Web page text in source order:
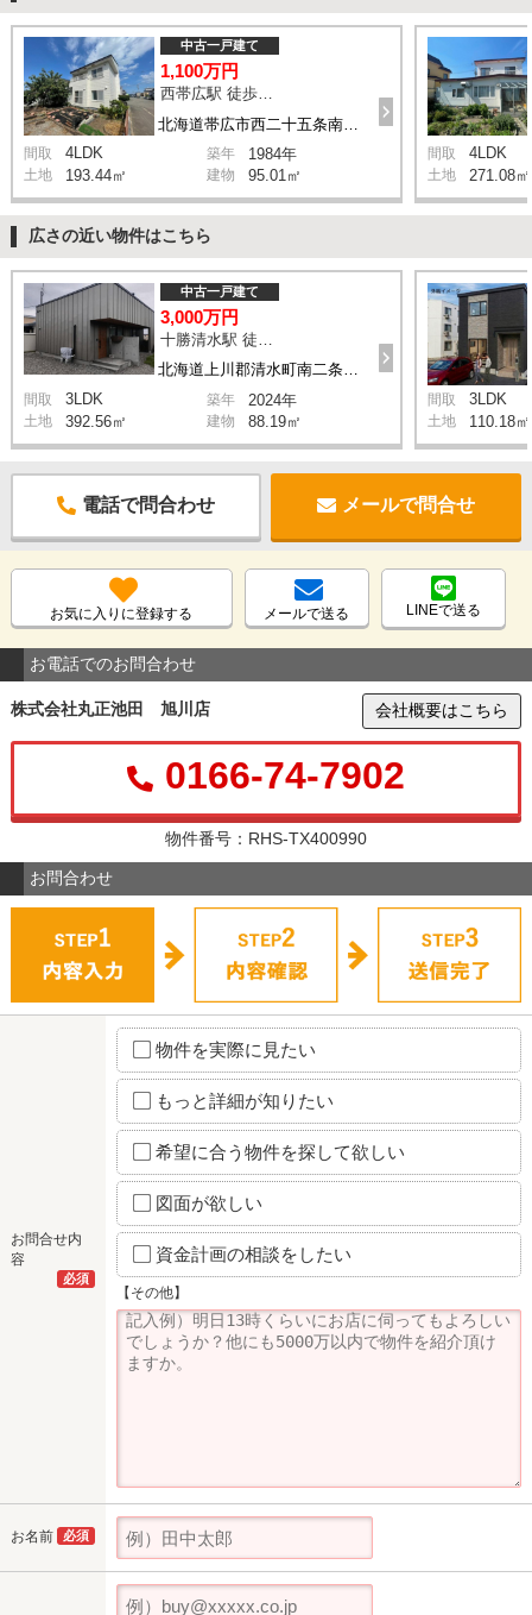
中古一戸建て
1,100万円
西帯広駅 徒歩18分
間取 4LDK 築年 1984年
土地 193.44㎡ 建物 95.01㎡
間取 4LDK
土地 271.08㎡
広さの近い物件はこちら
北海道上川郡清水町南二条西6丁目
中古一戸建て
3,000万円
間取 3LDK 築年 2024年
土地 392.56㎡ 建物 88.19㎡
間取 3LDK
土地 110.18㎡
電話で問合わせ メールで問合せ
お気に入りに登録する メールで送る LINEで送る
お電話でのお問合わせ
株式会社丸正池田 旭川店 会社概要はこちら
0166-74-7902
物件番号：RHS-TX400990
お問合わせ
お問合せ内
容
必須
物件を実際に見たい
もっと詳細が知りたい
希望に合う物件を探して欲しい
図面が欲しい
資金計画の相談をしたい
【その他】
お名前 必須